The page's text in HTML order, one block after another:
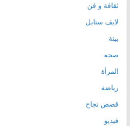
ثقافة و فن
لايف ستايل
بيئة
صحة
المرأة
رياضة
قصص نجاح
فيديو